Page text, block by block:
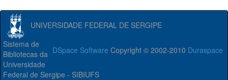
UNIVERSIDADE FEDERAL DE SERGIPE
DSpace Software Copyright © 2002-2010 Duraspace
Sistema de
Bibliotecas da
Universidade
Federal de Sergipe - SIBIUFS